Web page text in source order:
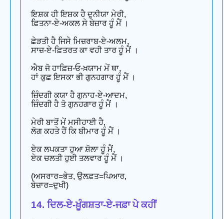
ਇਸ਼ਕ ਹੀ ਇਸ਼ਕ ਹੈ ਦੁਨੀਯਾ ਮੇਰੀ,
ਫ਼ਿਤਨਾ-ਏ-ਅਕਲ ਸੇ ਬੇਜ਼ਾਰ ਹੂੰ ਮੈਂ ।
ਛੇੜਤੀ ਹੈ ਜਿਸੇ ਮਿਜ਼ਰਾਬ-ਏ-ਅਲਮ,
ਸਾਜ਼-ਏ-ਫ਼ਿਤਰਤ ਕਾ ਵਹੀ ਤਾਰ ਹੂੰ ਮੈਂ ।
ਐਬ ਜੋ ਹਾਫ਼ਿਜ਼-ਓ-ਖ਼ਯਾਮ ਮੇਂ ਥਾ,
ਹਾਂ ਕੁਛ ਇਸਕਾ ਭੀ ਗੁਨਹਗਾਰ ਹੂੰ ਮੈਂ ।
ਜ਼ਿੰਦਗੀ ਕਯਾ ਹੈ ਗੁਨਾਹ-ਏ-ਆਦਮ,
ਜ਼ਿੰਦਗੀ ਹੈ ਤੋ ਗੁਨਹਗਾਰ ਹੂੰ ਮੈਂ ।
ਮੇਰੀ ਬਾਤੋਂ ਮੇਂ ਮਸੀਹਾਈ ਹੈ,
ਲੋਗ ਕਹਤੇ ਹੈਂ ਕਿ ਬੀਮਾਰ ਹੂੰ ਮੈਂ ।
ਏਕ ਲਪਕਤਾ ਹੁਆ ਸ਼ੋਲਾ ਹੂੰ ਮੈਂ,
ਏਕ ਚਲਤੀ ਹੁਈ ਤਲਵਾਰ ਹੂੰ ਮੈਂ ।
(ਅਸਰਾਰ=ਭੇਤ, ਉਲਫ਼ਤ=ਪਿਆਰ,
ਬੇਜ਼ਾਰ=ਦੁਖੀ)
14. ਦਿਲ-ਏ-ਖ਼ੂੰਗਸ਼ਤਾ-ਏ-ਜਫ਼ਾ ਪੇ ਕਹੀਂ